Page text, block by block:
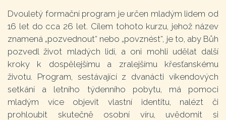
Dvouletý formační program je určen mladým lidem od
16 let do cca 26 let. Cílem tohoto kurzu, jehož název
znamená „pozvednout“ nebo „povznést“, je to, aby Bůh
pozvedl život mladých lidí, a oni mohli udělat další
kroky k dospělejšímu a zralejšímu křesťanskému
životu. Program, sestávající z dvanácti víkendových
setkání a letního týdenního pobytu, má pomoci
mladým více objevit vlastní identitu, nalézt či
prohloubit skutečně osobní víru, uvědomit si